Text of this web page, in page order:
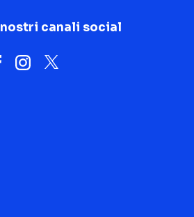
I nostri canali social